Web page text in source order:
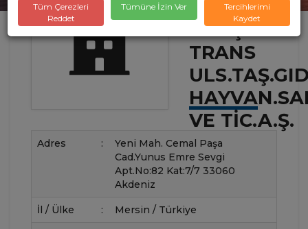
GÖKŞEN
TRANS
VE TIC.A.Ş.
Adres :
Yeni Mah. Cemal Paşa
Cad.Yunus Emre Sevgi
Apt.No:82 Kat:7/7 33060
Akdeniz
İl / Ülke : Mersin / Türkiye
Tüm Çerezleri
Reddet
Tümüne İzin Ver
Tercihlerimi
Kaydet